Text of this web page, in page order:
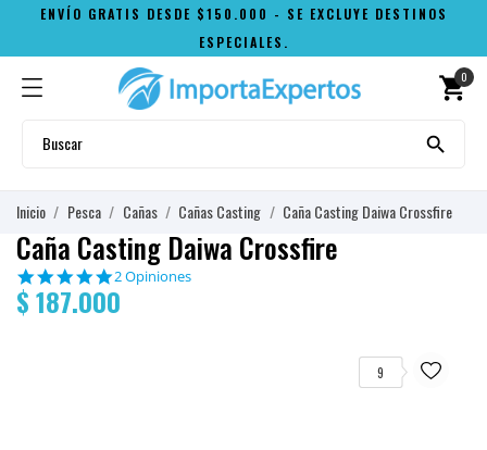
ENVÍO GRATIS DESDE $150.000 - SE EXCLUYE DESTINOS
ESPECIALES.
shopping_cart
0

Inicio Pesca Cañas Cañas Casting Caña Casting Daiwa Crossfire
Caña Casting Daiwa Crossfire
5.0
star
rating
2 Opiniones
$ 187.000
9